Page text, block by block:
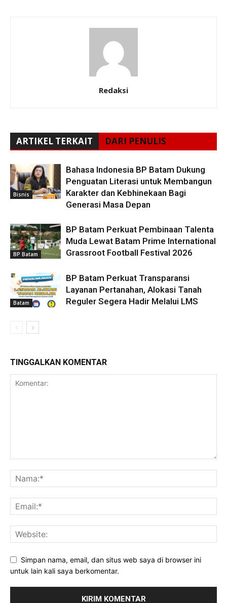
Redaksi
ARTIKEL TERKAIT DARI PENULIS
Bisnis
Bahasa Indonesia BP Batam Dukung
Penguatan Literasi untuk Membangun
Karakter dan Kebhinekaan Bagi
Generasi Masa Depan
BP Batam
BP Batam Perkuat Pembinaan Talenta
Muda Lewat Batam Prime International
Grassroot Football Festival 2026
Batam
BP Batam Perkuat Transparansi
Layanan Pertanahan, Alokasi Tanah
Reguler Segera Hadir Melalui LMS
TINGGALKAN KOMENTAR
Simpan nama, email, dan situs web saya di browser ini
untuk lain kali saya berkomentar.